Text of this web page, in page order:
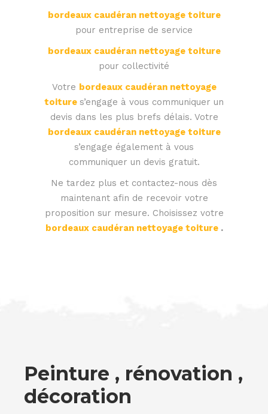
bordeaux caudéran nettoyage toiture
pour entreprise de service
bordeaux caudéran nettoyage toiture
pour collectivité
Votre bordeaux caudéran nettoyage
toiture s’engage à vous communiquer un
devis dans les plus brefs délais. Votre
bordeaux caudéran nettoyage toiture
s’engage également à vous
communiquer un devis gratuit.
Ne tardez plus et contactez-nous dès
maintenant afin de recevoir votre
proposition sur mesure. Choisissez votre
bordeaux caudéran nettoyage toiture.
Peinture , rénovation ,
décoration